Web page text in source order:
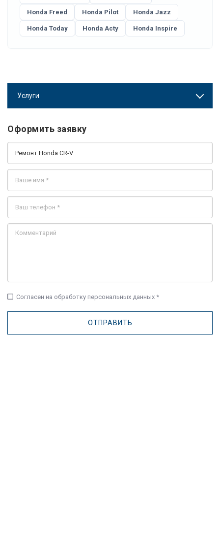
Honda Freed Honda Pilot Honda Jazz
Honda Today Honda Acty Honda Inspire
Услуги
Оформить заявку
check_box_outline_blank Согласен на обработку персональных данных *